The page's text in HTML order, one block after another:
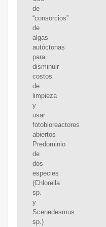
de
“consorcios”
de
algas
autóctonas
para
disminuir
costos
de
limpieza
y
usar
fotobioreactores
abiertos
Predominio
de
dos
especies
(Chlorella
sp.
y
Scenedesmus
sp.)